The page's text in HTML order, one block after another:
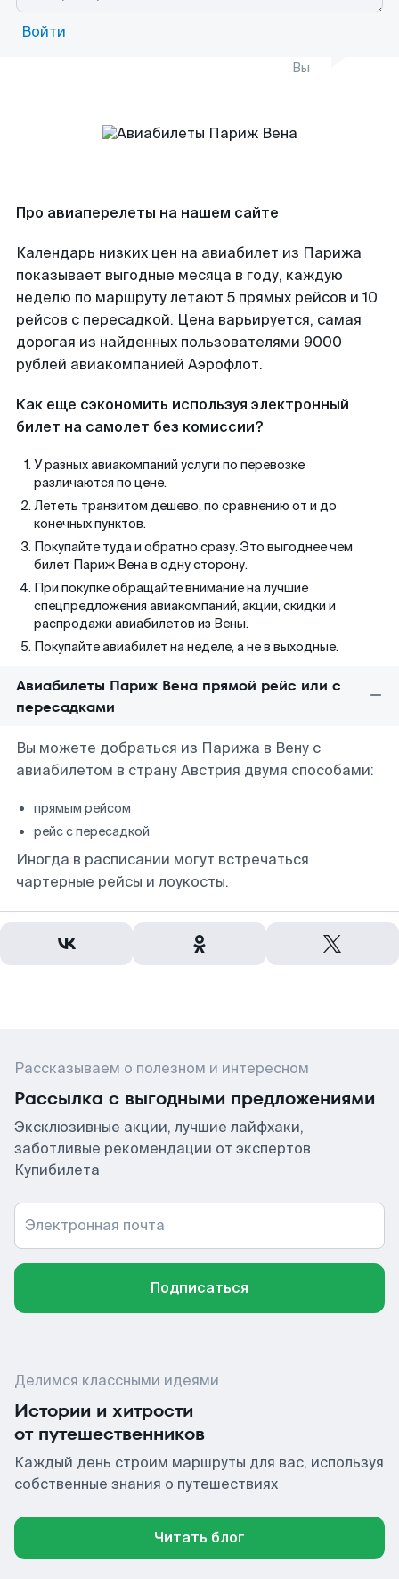
Войти
Вы
Про авиаперелеты на нашем сайте
Календарь низких цен на авиабилет из Парижа
показывает выгодные месяца в году, каждую
неделю по маршруту летают 5 прямых рейсов и 10
рейсов с пересадкой. Цена варьируется, самая
дорогая из найденных пользователями 9000
рублей авиакомпанией Аэрофлот.
Как еще сэкономить используя электронный
билет на самолет без комиссии?
У разных авиакомпаний услуги по перевозке
различаются по цене.
Лететь транзитом дешево, по сравнению от и до
конечных пунктов.
Покупайте туда и обратно сразу. Это выгоднее чем
билет Париж Вена в одну сторону.
При покупке обращайте внимание на лучшие
спецпредложения авиакомпаний, акции, скидки и
распродажи авиабилетов из Вены.
Покупайте авиабилет на неделе, а не в выходные.
Авиабилеты Париж Вена прямой рейс или с
пересадками
Вы можете добраться из Парижа в Вену с
авиабилетом в страну Австрия двумя способами:
прямым рейсом
рейс с пересадкой
Иногда в расписании могут встречаться
чартерные рейсы и лоукосты.
Рассказываем о полезном и интересном
Рассылка с выгодными предложениями
Эксклюзивные акции, лучшие лайфхаки,
заботливые рекомендации от экспертов
Купибилета
Электронная почта
Подписаться
Делимся классными идеями
Истории и хитрости
от путешественников
Каждый день строим маршруты для вас, используя
собственные знания о путешествиях
Читать блог